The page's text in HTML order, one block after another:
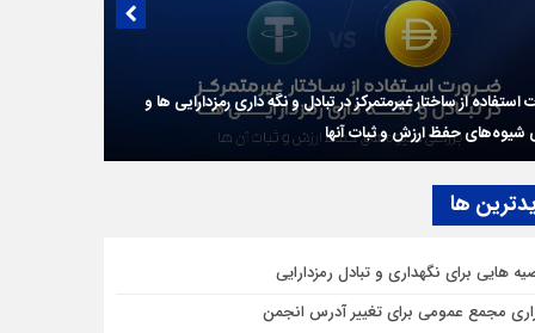
از ساختار غیرمتمرکز در تبادل و نگه داری رمزدارایی ها و
شیوه‌‍‌های حفظ ارزش و ثبات آنها
ها
هایی برای نگهداری و تبادل رمزدارایی
مجمع عمومی برای تغییر آدرس انجمن